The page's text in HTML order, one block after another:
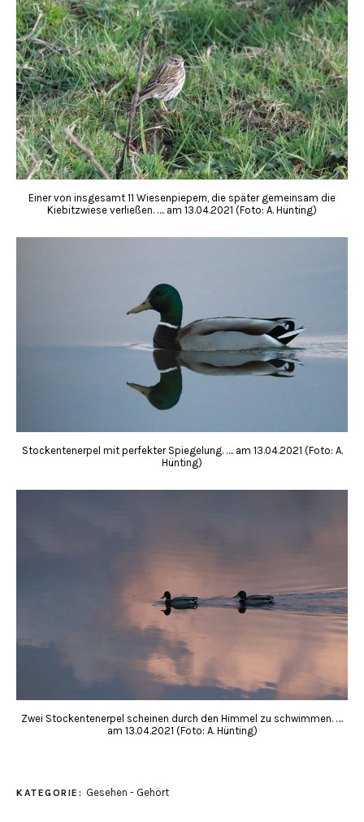
Einer von insgesamt 11 Wiesenpiepern, die später gemeinsam die
Kiebitzwiese verließen. …. am 13.04.2021 (Foto: A. Hünting)
Stockentenerpel mit perfekter Spiegelung. …. am 13.04.2021 (Foto: A.
Hünting)
Zwei Stockentenerpel scheinen durch den Himmel zu schwimmen. ….
am 13.04.2021 (Foto: A. Hünting)
KATEGORIE: Gesehen - Gehört